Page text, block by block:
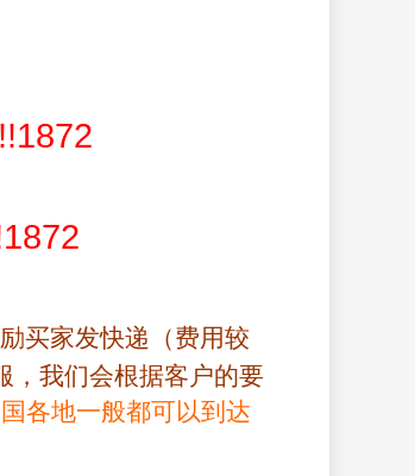
买家发快递（费用较
，我们会根据客户的要
各地一般都可以到达